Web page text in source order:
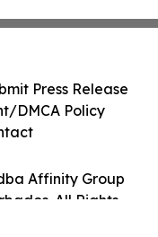
Affinity Group
All Rights
Press Release
DMCA Policy